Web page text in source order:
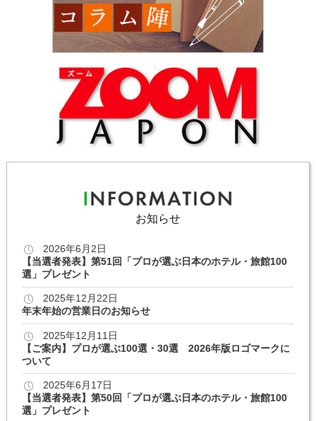
お知らせ
2026年6月2日
【当選者発表】第51回「プロが選ぶ日本のホテル・旅館100
選」プレゼント
2025年12月22日
年末年始の営業日のお知らせ
2025年12月11日
【ご案内】プロが選ぶ100選・30選 2026年版ロゴマークに
ついて
2025年6月17日
【当選者発表】第50回「プロが選ぶ日本のホテル・旅館100
選」プレゼント